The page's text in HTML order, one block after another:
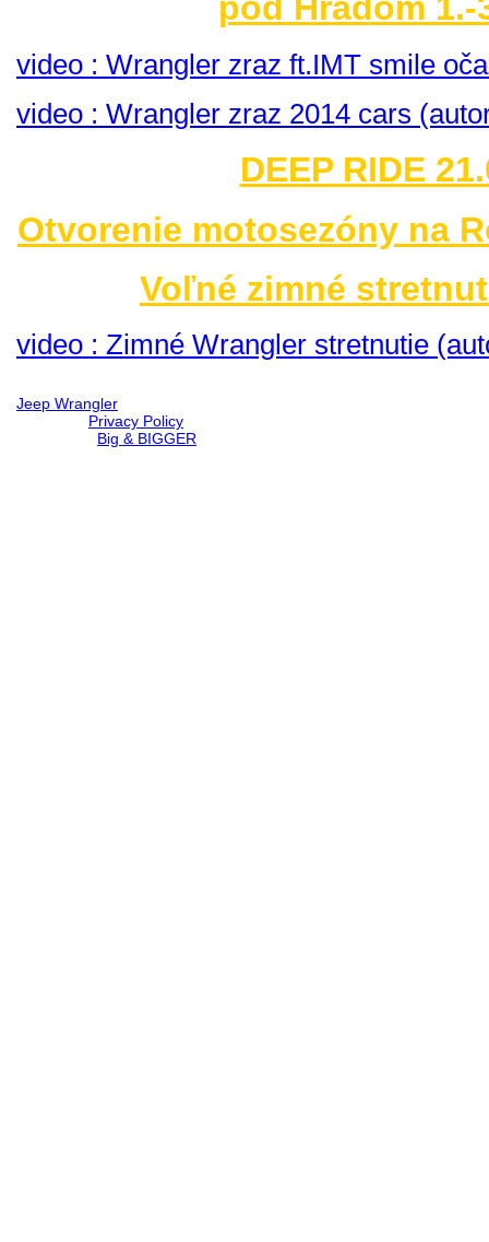
pod Hradom 1.-
video : Wrangler zraz ft.IMT smile
video : Wrangler zraz 2014 cars
DEEP RIDE
Otvorenie motosezóny na
Voľné zimné
video : Zimné Wrangler stretnutie
Jeep Wrangler
Privacy Policy
Big & BIGGER